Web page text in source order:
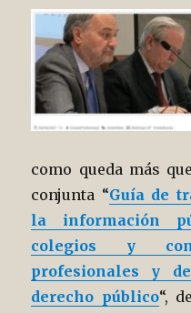
como queda más
conjunta “Guía de
la información
colegios y
profesionales y
derecho público“,